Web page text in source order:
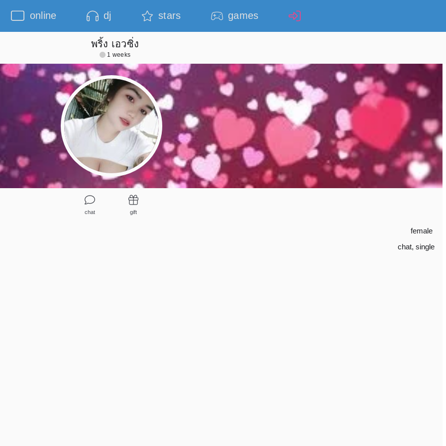
online dj stars games
พริ้ง เอวซิ่ง
1 weeks
chat gift
female
chat, single